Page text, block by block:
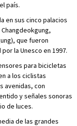
país.
en sus cinco palacios
que fueron
la Unesco en 1997.
para bicicletas
a los ciclistas
avenidas, con
y señales sonoras
de luces.
de las grandes